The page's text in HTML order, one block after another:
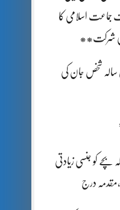
جماعت اسلامی کا
کی شرکت**
سالہ شخص جان کی
کی کارروائی،10 سالہ بچے کو جنسی زیادتی
درج